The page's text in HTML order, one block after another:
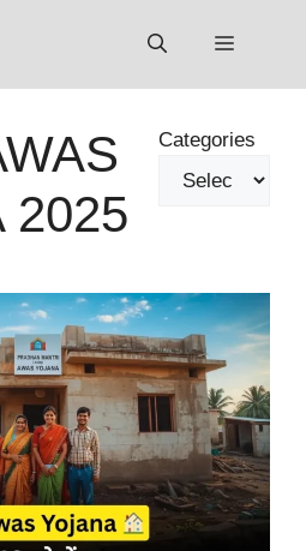
Menu
2025
Categories